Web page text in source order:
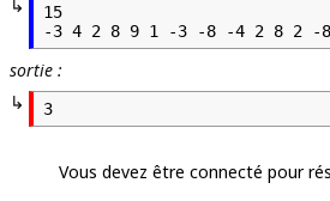
15
-3 4 2 8 9 1 -3 -8 -4 2 8 2 -
sortie :
3
Vous devez être connecté pour